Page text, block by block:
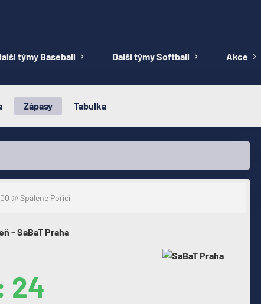
týmy Baseball Další týmy Softball Akce
Zápasy Tabulka
@ Spálené Poříčí
- SaBaT Praha
24